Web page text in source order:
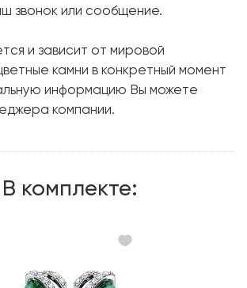
звонок или сообщение.
и зависит от мировой
камни в конкретный момент
информацию Вы можете
компании.
В комплекте: